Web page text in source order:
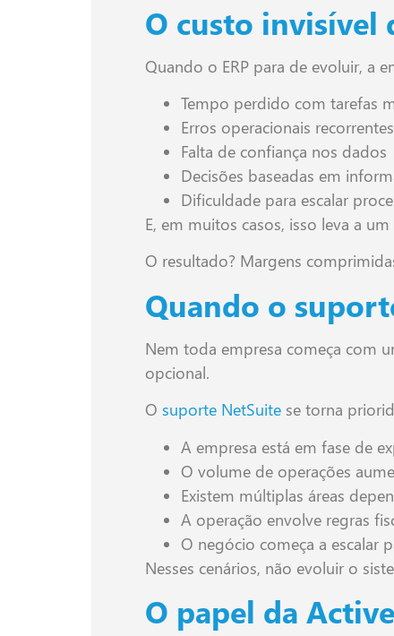
O custo invisível
Quando o ERP para de evoluir, a
Tempo perdido com tarefas
Erros operacionais recorrentes
Falta de confiança nos dados
Decisões baseadas em
Dificuldade para escalar
E, em muitos casos, isso leva a
O resultado? Margens
Quando o
Nem toda empresa começa com
opcional.
O suporte NetSuite se torna
A empresa está em fase de
O volume de operações
Existem múltiplas áreas
A operação envolve regras
O negócio começa a escalar
Nesses cenários, não evoluir o
O papel da